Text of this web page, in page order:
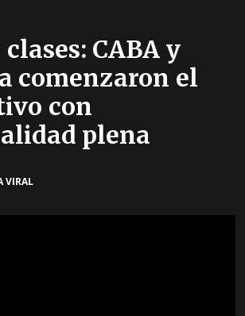
CABA y
comenzaron el
con
plena
VIRAL